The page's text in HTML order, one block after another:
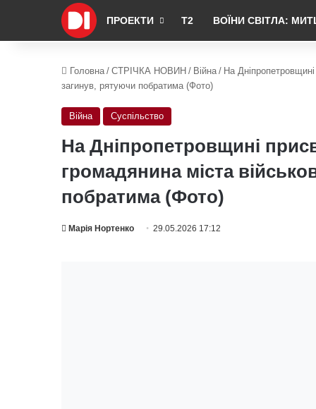
ПРОЕКТИ Т2 ВОЇНИ СВІТЛА:
Головна / СТРІЧКА НОВИН / Війна / На
загинув, рятуючи побратима (Фото)
Війна Суспільство
На Дніпропетровщині
громадянина міста
побратима (Фото)
Марія Нортенко 29.05.2026 17:12